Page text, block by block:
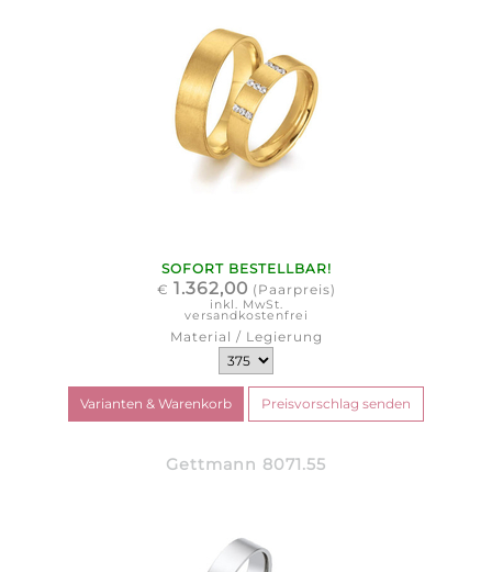
SOFORT BESTELLBAR!
€ 1.362,00 (Paarpreis)
inkl. MwSt.
versandkostenfrei
Material / Legierung
Gettmann 8071.55